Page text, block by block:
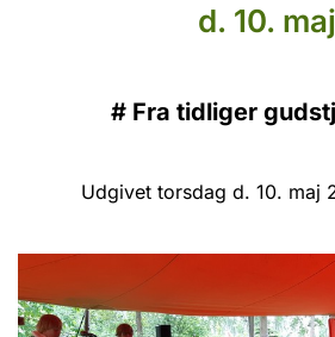
d. 10. maj
# Fra tidliger
Udgivet torsdag d. 10. maj